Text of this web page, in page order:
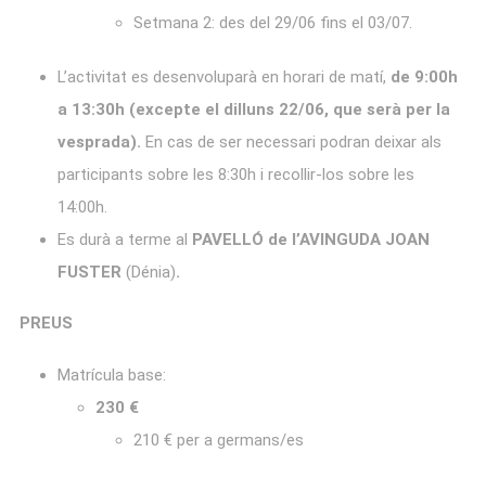
Setmana 2: des del 29/06 fins el 03/07.
L’activitat es desenvoluparà en horari de matí, de 9:00h
a 13:30h (excepte el dilluns 22/06, que serà per la
vesprada). En cas de ser necessari podran deixar als
participants sobre les 8:30h i recollir-los sobre les
14:00h.
Es durà a terme al PAVELLÓ de l’AVINGUDA JOAN
FUSTER (Dénia).
PREUS
Matrícula base:
230 €
210 € per a germans/es